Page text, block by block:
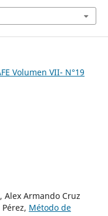
Volumen VII- N°19
Alex Armando Cruz
Método de